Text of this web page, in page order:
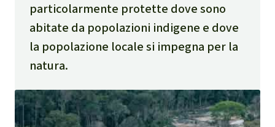
particolarmente protette dove sono
abitate da popolazioni indigene e dove
la popolazione locale si impegna per la
natura.